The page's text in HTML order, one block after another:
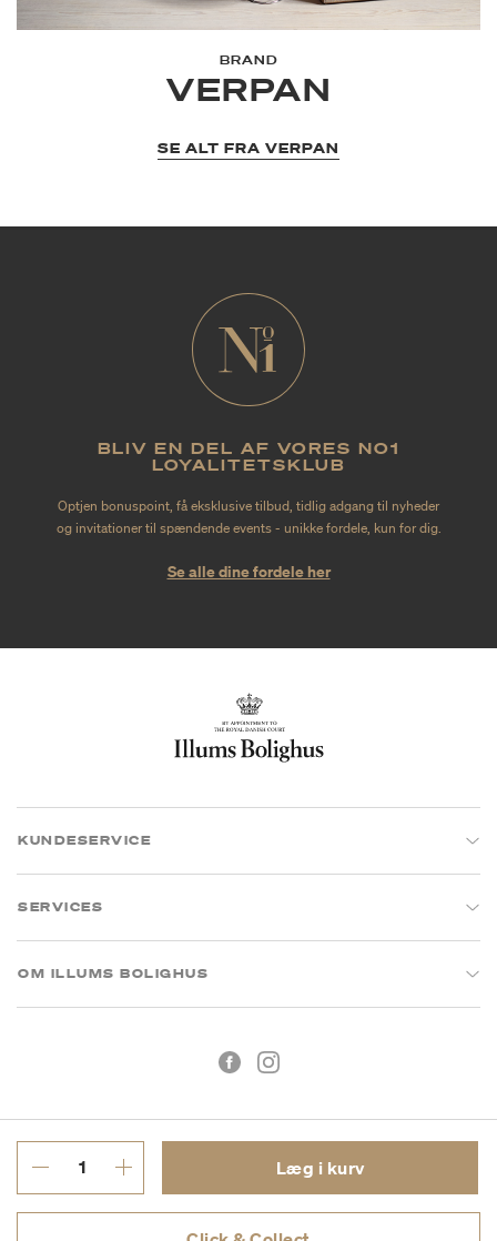
Læg i kurv
BRAND
VERPAN
SE ALT FRA VERPAN
BLIV EN DEL AF VORES NO1
LOYALITETSKLUB
Optjen bonuspoint, få eksklusive tilbud, tidlig adgang til nyheder
og invitationer til spændende events - unikke fordele, kun for dig.
Se alle dine fordele her
KUNDESERVICE
SERVICES
OM ILLUMS BOLIGHUS